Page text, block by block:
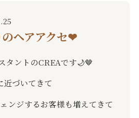
ヘアアクセ❤︎
タントのCREAです🌙🤎
近づいてきて
ンジするお客様も増えてきて